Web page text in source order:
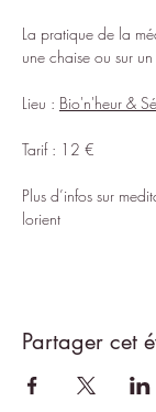
La pratique de la
une chaise ou sur
Lieu : Bio'n'heur &
Tarif : 12 €
Plus d’infos sur
lorient
Partager cet